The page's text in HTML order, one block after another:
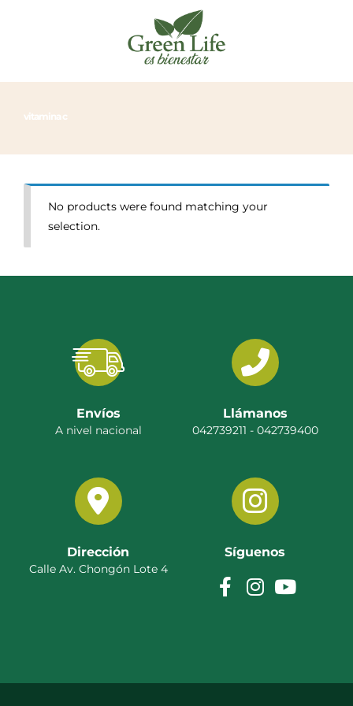
vitamina c
No products were found matching your
selection.
Envíos
A nivel nacional
Llámanos
042739211 - 042739400
Dirección
Calle Av. Chongón Lote 4
Síguenos